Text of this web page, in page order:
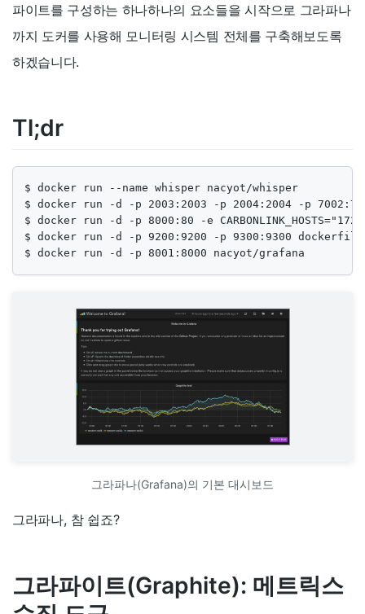
파이트를 구성하는 하나하나의 요소들을 시작으로 그라파나
까지 도커를 사용해 모니터링 시스템 전체를 구축해보도록
하겠습니다.
Tl;dr
$ docker run --name whisper nacyot/whisper
$ docker run -d -p 2003:2003 -p 2004:2004 -p
$ docker run -d -p 8000:80 -e
$ docker run -d -p 9200:9200 -p 9300:9300
$ docker run -d -p 8001:8000 nacyot/grafana
그라파나(Grafana)의 기본 대시보드
그라파나, 참 쉽죠?
그라파이트(Graphite): 메트릭스